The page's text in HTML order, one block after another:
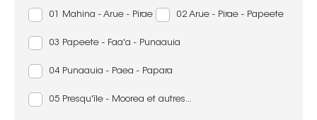
01 Mahina - Arue - Pirae 02 Arue - Pirae - Papeete
03 Papeete - Faa'a - Punaauia
04 Punaauia - Paea - Papara
05 Presqu'île - Moorea et autres...